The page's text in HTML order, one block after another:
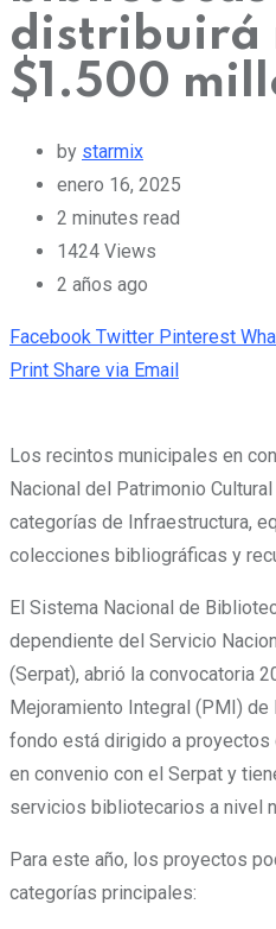
distribuirá
$1.500
by starmix
enero 16, 2025
2 minutes read
1424 Views
2 años ago
Facebook Twitter Pinterest
Print Share via Email
Los recintos municipales en
Nacional del Patrimonio
categorías de Infraestructura,
colecciones bibliográficas y
El Sistema Nacional de
dependiente del Servicio
(Serpat), abrió la convocatoria
Mejoramiento Integral (PMI)
fondo está dirigido a
en convenio con el Serpat y
servicios bibliotecarios a nivel
Para este año, los proyectos
categorías principales: